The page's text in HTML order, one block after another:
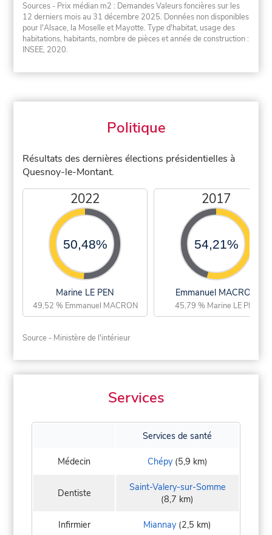
Sources - Prix médian m2 : Demandes Valeurs foncières sur les
12 derniers mois au 31 décembre 2025. Données non disponibles
pour l'Alsace, la Moselle et Mayotte. Type d'habitat, usage des
habitations, habitants, nombre de pièces et année de construction :
INSEE, 2020.
Politique
Résultats des dernières élections présidentielles à
Quesnoy-le-Montant.
2022
50,48%
Marine LE PEN
49,52 % Emmanuel MACRON
2017
54,21%
Emmanuel MACRON
45,79 % Marine LE PEN
Source - Ministère de l'intérieur
Services
Services de santé
Médecin Chépy(5,9 km)
Dentiste
Saint-Valery-sur-Somme
(8,7 km)
Infirmier Miannay (2,5 km)